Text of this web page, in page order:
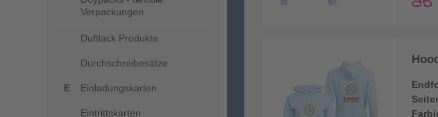
Verpackungen
Duftlack Produkte
Durchschreibesätze
Einladungskarten
Eintrittskarten